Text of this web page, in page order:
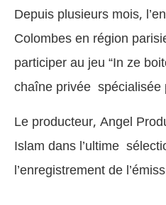
Depuis plusieurs mois,
Colombes en région
participer au jeu “In ze
chaîne privée
Le producteur, Angel
Islam dans l’ultime
l’enregistrement de